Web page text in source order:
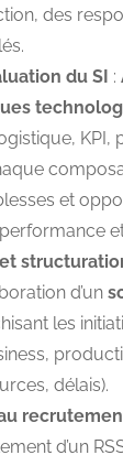
des
du SI :
KPI,
et
d’un
les
délais).
d’un